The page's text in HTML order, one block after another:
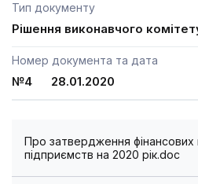
Тип документу
Рішення виконавчого
Номер документа та дата
№4 28.01.2020
Про затвердження фінансових
підприємств на 2020 рік.doc